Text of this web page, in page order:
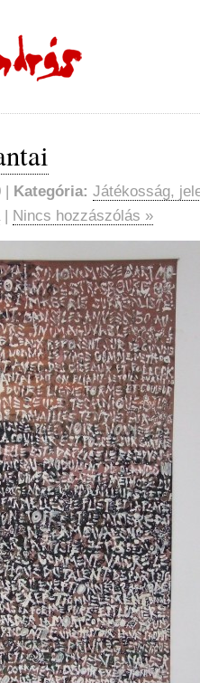
| Kategória: Játékosság,
| Nincs hozzászólás »